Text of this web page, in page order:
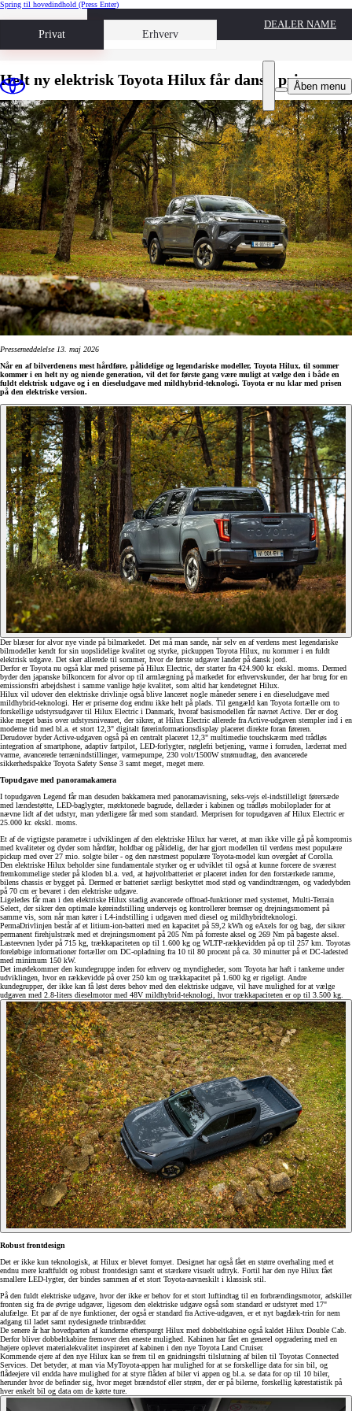
Spring til hovedindhold (Press Enter)
Privat Erhverv
Book prøvetur
DEALER NAME
Åben menu
Helt ny elektrisk Toyota Hilux får dansk pris
Pressemeddelelse 13. maj 2026
Når en af bilverdenens mest hårdføre, pålidelige og legendariske modeller, Toyota Hilux, til sommer
kommer i en helt ny og niende generation, vil det for første gang være muligt at vælge den i både en
fuldt elektrisk udgave og i en dieseludgave med mildhybrid-teknologi. Toyota er nu klar med prisen
på den elektriske version.
Der blæser for alvor nye vinde på bilmarkedet. Det må man sande, når selv en af verdens mest legendariske
bilmodeller kendt for sin uopslidelige kvalitet og styrke, pickuppen Toyota Hilux, nu kommer i en fuldt
elektrisk udgave. Det sker allerede til sommer, hvor de første udgaver lander på dansk jord.
Derfor er Toyota nu også klar med priserne på Hilux Electric, der starter fra 424.900 kr. ekskl. moms. Dermed
byder den japanske bilkoncern for alvor op til armlægning på markedet for erhvervskunder, der har brug for en
emissionsfri arbejdshest i samme vanlige høje kvalitet, som altid har kendetegnet Hilux.
Hilux vil udover den elektriske drivlinje også blive lanceret nogle måneder senere i en dieseludgave med
mildhybrid-teknologi. Her er priserne dog endnu ikke helt på plads. Til gengæld kan Toyota fortælle om to
forskellige udstyrsudgaver til Hilux Electric i Danmark, hvoraf basismodellen får navnet Active. Der er dog
ikke meget basis over udstyrsniveauet, der sikrer, at Hilux Electric allerede fra Active-udgaven stempler ind i en
moderne tid med bl.a. et stort 12,3" digitalt førerinformationsdisplay placeret direkte foran føreren.
Derudover byder Active-udgaven også på en centralt placeret 12,3" multimedie touchskærm med trådløs
integration af smartphone, adaptiv fartpilot, LED-forlygter, nøglefri betjening, varme i forruden, læderrat med
varme, avancerede terrænindstillinger, varmepumpe, 230 volt/1500W strømudtag, den avancerede
sikkerhedspakke Toyota Safety Sense 3 samt meget, meget mere.
Topudgave med panoramakamera
I topudgaven Legend får man desuden bakkamera med panoramavisning, seks-vejs el-indstilleligt førersæde
med lændestøtte, LED-baglygter, mørktonede bagrude, dellæder i kabinen og trådløs mobiloplader for at
nævne lidt af det udstyr, man yderligere får med som standard. Merprisen for topudgaven af Hilux Electric er
25.000 kr. ekskl. moms.
Et af de vigtigste parametre i udviklingen af den elektriske Hilux har været, at man ikke ville gå på kompromis
med kvaliteter og dyder som hårdfør, holdbar og pålidelig, der har gjort modellen til verdens mest populære
pickup med over 27 mio. solgte biler - og den næstmest populære Toyota-model kun overgået af Corolla.
Den elektriske Hilux beholder sine fundamentale styrker og er udviklet til også at kunne forcere de sværest
fremkommelige steder på kloden bl.a. ved, at højvoltbatteriet er placeret inden for den forstærkede ramme,
bilens chassis er bygget på. Dermed er batteriet særligt beskyttet mod stød og vandindtrængen, og vadedybden
på 70 cm er bevaret i den elektriske udgave.
Ligeledes får man i den elektriske Hilux stadig avancerede offroad-funktioner med systemet, Multi-Terrain
Select, der sikrer den optimale køreindstilling undervejs og kontrollerer bremser og drejningsmoment på
samme vis, som når man kører i L4-indstilling i udgaven med diesel og mildhybridteknologi.
PermaDrivlinjen består af et litium-ion-batteri med en kapacitet på 59,2 kWh og eAxels for og bag, der sikrer
permanent firehjulstræk med et drejningsmoment på 205 Nm på forreste aksel og 269 Nm på bageste aksel.
Lasteevnen lyder på 715 kg, trækkapaciteten op til 1.600 kg og WLTP-rækkevidden på op til 257 km. Toyotas
foreløbige informationer fortæller om DC-opladning fra 10 til 80 procent på ca. 30 minutter på et DC-ladested
med minimum 150 kW.
Det imødekommer den kundegruppe inden for erhverv og myndigheder, som Toyota har haft i tankerne under
udviklingen, hvor en rækkevidde på over 250 km og trækkapacitet på 1.600 kg er rigeligt. Andre
kundegrupper, der ikke kan få løst deres behov med den elektriske udgave, vil have mulighed for at vælge
udgaven med 2.8-liters dieselmotor med 48V mildhybrid-teknologi, hvor trækkapaciteten er op til 3.500 kg.
Robust frontdesign
Det er ikke kun teknologisk, at Hilux er blevet fornyet. Designet har også fået en større overhaling med et
endnu mere kraftfuldt og robust frontdesign samt et stærkere visuelt udtryk. Fortil har den nye Hilux fået
smallere LED-lygter, der bindes sammen af et stort Toyota-navneskilt i klassisk stil.
På den fuldt elektriske udgave, hvor der ikke er behov for et stort luftindtag til en forbrændingsmotor, adskiller
fronten sig fra de øvrige udgaver, ligesom den elektriske udgave også som standard er udstyret med 17"
alufælge. Et par af de nye funktioner, der også er standard fra Active-udgaven, er et nyt bagdæk-trin for nem
adgang til ladet samt nydesignede trinbrædder.
De senere år har hovedparten af kunderne efterspurgt Hilux med dobbeltkabine også kaldet Hilux Double Cab.
Derfor bliver dobbeltkabine fremover den eneste mulighed. Kabinen har fået en generel opgradering med en
højere oplevet materialekvalitet inspireret af kabinen i den nye Toyota Land Cruiser.
Kommende ejere af den nye Hilux kan se frem til en gnidningsfri tilslutning af bilen til Toyotas Connected
Services. Det betyder, at man via MyToyota-appen har mulighed for at se forskellige data for sin bil, og
flådeejere vil endda have mulighed for at styre flåden af biler vi appen og bl.a. se data for op til 10 biler,
herunder hvor de befinder sig, hvor meget brændstof eller strøm, der er på bilerne, forskellig kørestatistik på
hver enkelt bil og data om de kørte ture.